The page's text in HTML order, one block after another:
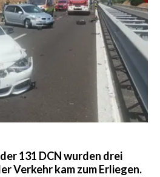
131 DCN wurden drei
Verkehr kam zum Erliegen.